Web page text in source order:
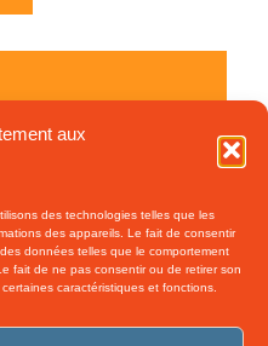
aux
des technologies telles que les
des appareils. Le fait de consentir
données telles que le comportement
fait de ne pas consentir ou de retirer son
caractéristiques et fonctions.